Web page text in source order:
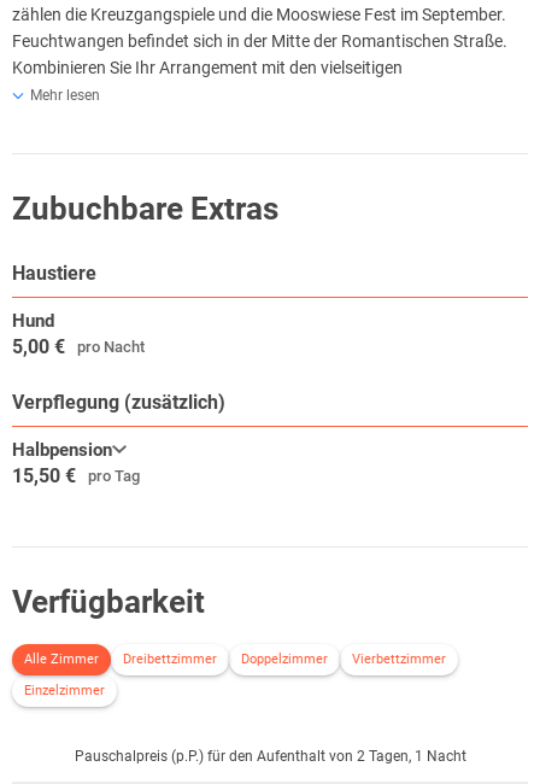
zählen die Kreuzgangspiele und die Mooswiese Fest im September.
Feuchtwangen befindet sich in der Mitte der Romantischen Straße.
Kombinieren Sie Ihr Arrangement mit den vielseitigen
Freizeitmöglichkeiten.
Mehr lesen
Zubuchbare Extras
Haustiere
Hund
5,00 € pro Nacht
Verpflegung (zusätzlich)
Halbpension
15,50 € pro Tag
Verfügbarkeit
Alle Zimmer Dreibettzimmer Doppelzimmer
Vierbettzimmer
Einzelzimmer
Pauschalpreis (p.P.) für den Aufenthalt von 2 Tagen, 1 Nacht